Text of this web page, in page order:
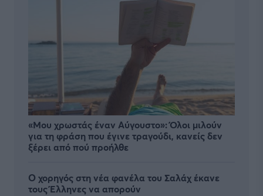
«Μου χρωστάς έναν Αύγουστο»: Όλοι μιλούν
για τη φράση που έγινε τραγούδι, κανείς δεν
ξέρει από πού προήλθε
Ο χορηγός στη νέα φανέλα του Σαλάχ έκανε
τους Έλληνες να απορούν